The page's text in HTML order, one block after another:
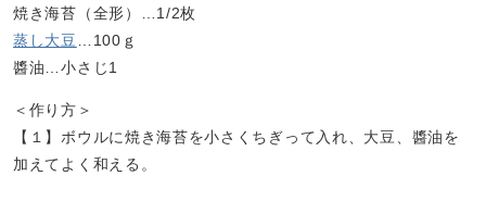
焼き海苔（全形）…1/2枚
蒸し大豆
…100ｇ
醬油…小さじ1
＜作り方＞
【１】ボウルに焼き海苔を小さくちぎって入れ、大豆、醬油を
加えてよく和える。